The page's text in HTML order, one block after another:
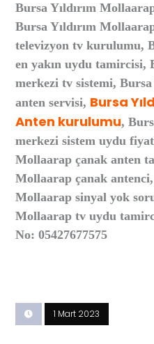
Bursa Yıldırım
Bursa Yıldırım
televizyon tv kurulumu,
en yakın uydu tamircisi,
merkezi tv sistemi,
anten servisi, Bursa
Anten kurulumu,
merkezi sistem uydu
Mollaarap çanak anten
Mollaarap çanak antenci,
Mollaarap sinyal yok
Mollaarap tv uydu
No: 05427677575
1 Mart 2023